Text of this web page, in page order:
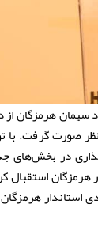
هرمزگان از
صورت گرفت. با
در بخش‌های
هرمزگان استقبال
هرمزگان